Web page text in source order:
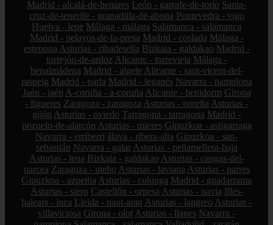
Madrid - alcalá-de-henares León - garrafe-de-torío Santa-
cruz-de-tenerife - granadilla-de-abona Pontevedra - vigo
Huelva - lepe Málaga - málaga Salamanca - salamanca
Madrid - pelayos-de-la-presa Madrid - coslada Málaga -
estepona Asturias - ribadesella Bizkaia - galdakao Madrid -
torrejón-de-ardoz Alicante - torrevieja Málaga -
benalmádena Madrid - algete Alicante - sant-vicent-del-
raspeig Madrid - parla Madrid - leganés Navarra - pamplona
Jaén - jaén A-coruña - a-coruña Alicante - benidorm Girona
- figueres Zaragoza - zaragoza Asturias - noreña Asturias -
gijón Asturias - oviedo Tarragona - tarragona Madrid -
pozuelo-de-alarcón Asturias - mieres Gipuzkoa - astigarraga
Navarra - erriberri álava - ribera-alta Gipuzkoa - san-
sebastián Navarra - galar Asturias - peñamellera-baja
Asturias - lena Bizkaia - galdakao Asturias - cangas-del-
narcea Zaragoza - utebo Asturias - laviana Asturias - parres
Gipuzkoa - azpeitia Asturias - colunga Madrid - guadarrama
Asturias - siero Castellón - orpesa Asturias - navia Illes-
balears - inca Lleida - naut-aran Asturias - langreo Asturias -
villaviciosa Girona - olot Asturias - llanes Navarra -